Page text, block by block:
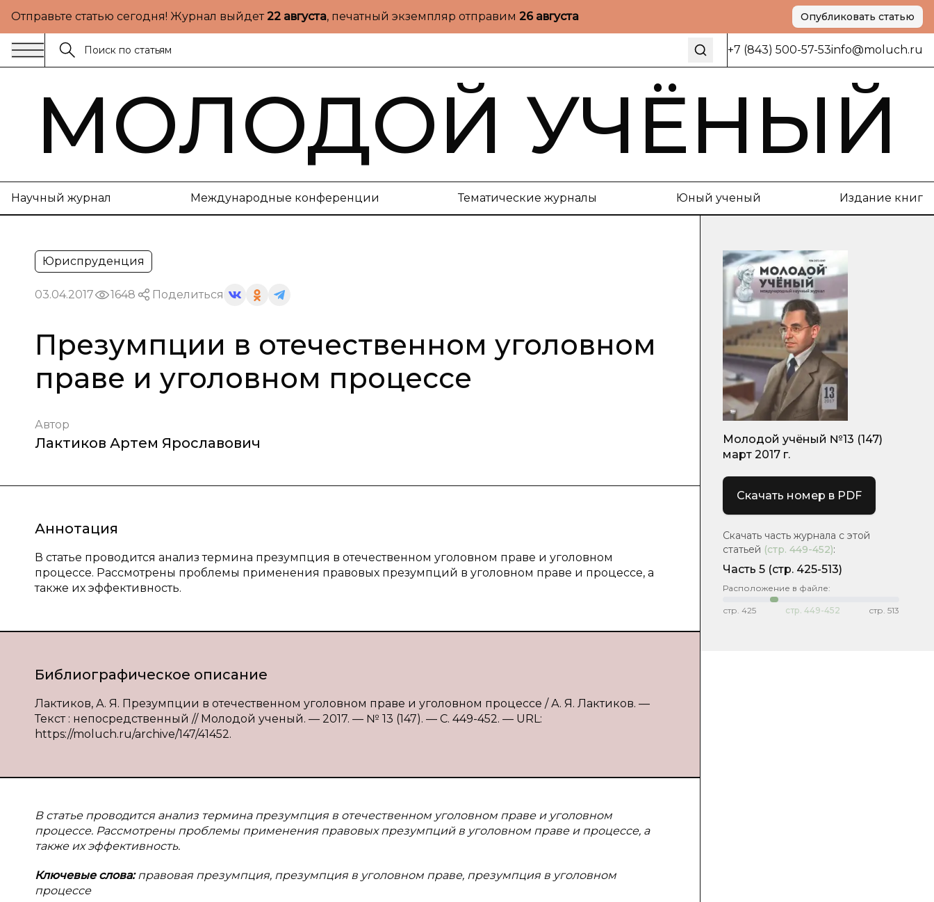
Отправьте статью сегодня! Журнал выйдет22 августа, печатный экземпляр отправим 26 августа Опубликовать статью
+7 (843) 500-57-53info@moluch.ru
МОЛОДОЙ УЧЁНЫЙ
Научный журнал Международные конференции Тематические журналы Юный ученый Издание книг
Юриспруденция
03.04.2017 1648 Поделиться
Презумпции в отечественном уголовном
праве и уголовном процессе
Автор
Лактиков Артем Ярославович
Аннотация
В статье проводится анализ термина презумпция в отечественном уголовном праве и уголовном
процессе. Рассмотрены проблемы применения правовых презумпций в уголовном праве и процессе, а
также их эффективность.
Библиографическое описание
Лактиков, А. Я. Презумпции в отечественном уголовном праве и уголовном процессе / А. Я. Лактиков. —
Текст : непосредственный // Молодой ученый. — 2017. — № 13 (147). — С. 449-452. — URL:
https://moluch.ru/archive/147/41452.
В статье проводится анализ термина презумпция в отечественном уголовном праве и уголовном
процессе. Рассмотрены проблемы применения правовых презумпций в уголовном праве и процессе, а
также их эффективность.
Ключевые слова:правовая презумпция, презумпция в уголовном праве, презумпция в уголовном
процессе
Молодой учёный №13 (147)
март 2017 г.
Скачать номер в PDF
Скачать часть журнала с этой
статьей (стр. 449-452):
Часть 5 (стр. 425-513)
Расположение в файле:
стр. 425 стр. 449-452 стр. 513